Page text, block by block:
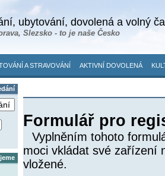
ubytování, dovolená a volný
Slezsko - to je naše Česko
A STRAVOVÁNÍ AKTIVNÍ DOVOLENÁ
Formulář pro
Vyplněním tohoto
moci vkládat své zařízení
vložené.